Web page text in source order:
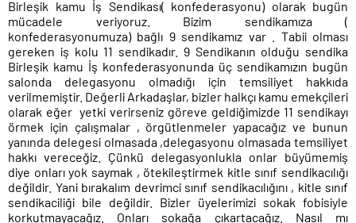
Birleşik kamu İş Sendikası( konfederasyonu) olarak bugün
mücadele veriyoruz. Bizim sendikamıza (
konfederasyonumuza) bağlı 9 sendikamız var . Tabii olması
gereken iş kolu 11 sendikadır. 9 Sendikanın olduğu sendika
Birleşik kamu İş konfederasyonunda üç sendikamızın bugün
salonda delegasyonu olmadığı için temsiliyet hakkıda
verilmemiştir. Değerli Arkadaşlar, bizler halkçı kamu emekçileri
olarak eğer yetki verirseniz göreve geldiğimizde 11 sendikayı
örmek için çalışmalar , örgütlenmeler yapacağız ve bunun
yanında delegesi olmasada ,delegasyonu olmasada temsiliyet
hakkı vereceğiz. Çünkü delegasyonlukla onlar büyümemiş
diye onları yok saymak , ötekileştirmek kitle sınıf sendikacılığı
değildir. Yani bırakalım devrimci sınıf sendikacılığını , kitle sınıf
sendikaciliği bile değildir. Bizler üyelerimizi sokak fobisiyle
korkutmayacağız. Onları sokağa çıkartacağız. Nasıl mı